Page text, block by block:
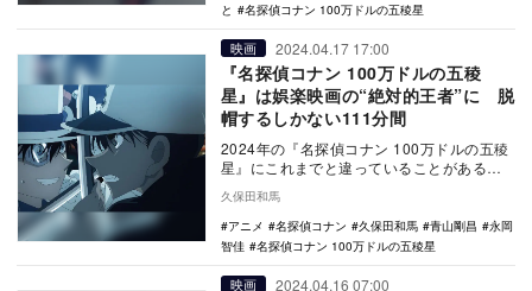
と
名探偵コナン 100万ドルの五稜星
映画 2024.04.17 17:00
『名探偵コナン 100万ドルの五稜
星』は娯楽映画の“絶対的王者”に 脱
帽するしかない111分間
2024年の『名探偵コナン 100万ドルの五稜
星』にこれまでと違っていることがあると
の魚…
久保田和馬
アニメ
名探偵コナン 久保田和馬 青山剛昌
永岡
智佳
名探偵コナン 100万ドルの五稜星
映画 2024.04.16 07:00